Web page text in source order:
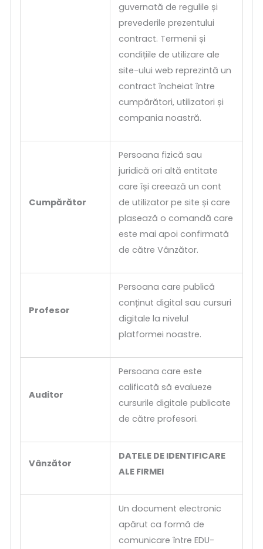
guvernată de regulile și
prevederile prezentului
contract. Termenii și
condițiile de utilizare ale
site-ului web reprezintă un
contract încheiat între
cumpărători, utilizatori și
compania noastră.
Cumpărător
Persoana fizică sau
juridică ori altă entitate
care își creează un cont
de utilizator pe site și care
plasează o comandă care
este mai apoi confirmată
de către Vânzător.
Profesor
Persoana care publică
conținut digital sau cursuri
digitale la nivelul
platformei noastre.
Auditor
Persoana care este
calificată să evalueze
cursurile digitale publicate
de către profesori.
Vânzător
DATELE DE IDENTIFICARE
ALE FIRMEI
Un document electronic
apărut ca formă de
comunicare între EDU-